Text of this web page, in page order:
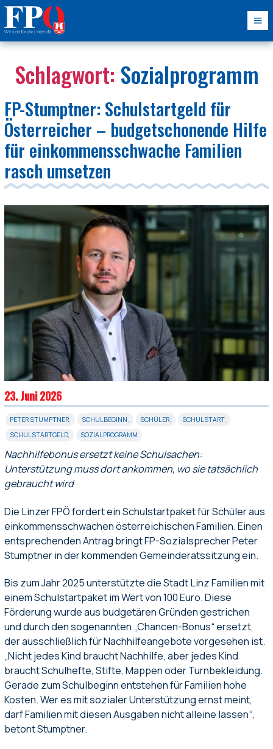
Schlagwort: Sozialprogramm
FP-Stumptner: Schulstartgeld für
Österreicher – budgetschonende Hilfe
für einkommensschwache Familien
rasch umsetzen
23. Juni 2026
PETER STUMPTNER, SCHULBEGINN, SCHÜLER, SCHULSTART,
SCHULSTARTGELD, SOZIALPROGRAMM
Nachhilfebonus ersetzt keine Schulsachen:
Unterstützung muss dort ankommen, wo sie tatsächlich
gebraucht wird
Die Linzer FPÖ fordert ein Schulstartpaket für Schüler aus
einkommensschwachen österreichischen Familien. Einen
entsprechenden Antrag bringt FP-Sozialsprecher Peter
Stumptner in der kommenden Gemeinderatssitzung ein.
Bis zum Jahr 2025 unterstützte die Stadt Linz Familien mit
einem Schulstartpaket im Wert von 100 Euro. Diese
Förderung wurde aus budgetären Gründen gestrichen
und durch den sogenannten „Chancen-Bonus“ ersetzt,
der ausschließlich für Nachhilfeangebote vorgesehen ist.
„Nicht jedes Kind braucht Nachhilfe, aber jedes Kind
braucht Schulhefte, Stifte, Mappen oder Turnbekleidung.
Gerade zum Schulbeginn entstehen für Familien hohe
Kosten. Wer es mit sozialer Unterstützung ernst meint,
darf Familien mit diesen Ausgaben nicht alleine lassen“,
betont Stumptner.